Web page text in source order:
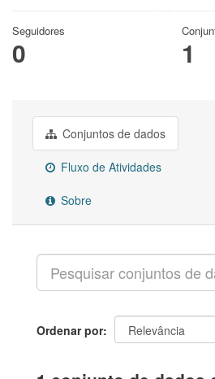
Seguidores
0 1
Conjuntos de dados
Fluxo de Atividades
Sobre
Ordenar por